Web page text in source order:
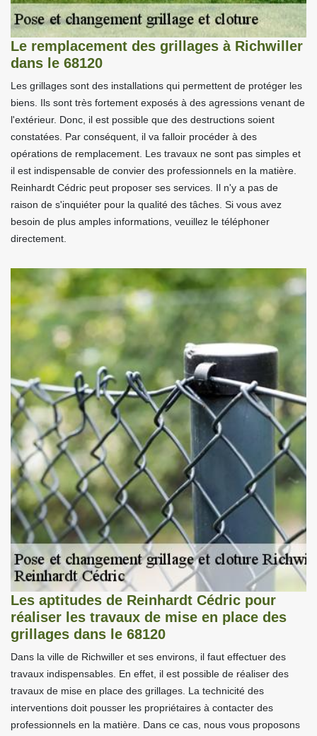
Le remplacement des grillages à Richwiller
dans le 68120
Les grillages sont des installations qui permettent de protéger les
biens. Ils sont très fortement exposés à des agressions venant de
l'extérieur. Donc, il est possible que des destructions soient
constatées. Par conséquent, il va falloir procéder à des
opérations de remplacement. Les travaux ne sont pas simples et
il est indispensable de convier des professionnels en la matière.
Reinhardt Cédric peut proposer ses services. Il n'y a pas de
raison de s'inquiéter pour la qualité des tâches. Si vous avez
besoin de plus amples informations, veuillez le téléphoner
directement.
Les aptitudes de Reinhardt Cédric pour
réaliser les travaux de mise en place des
grillages dans le 68120
Dans la ville de Richwiller et ses environs, il faut effectuer des
travaux indispensables. En effet, il est possible de réaliser des
travaux de mise en place des grillages. La technicité des
interventions doit pousser les propriétaires à contacter des
professionnels en la matière. Dans ce cas, nous vous proposons